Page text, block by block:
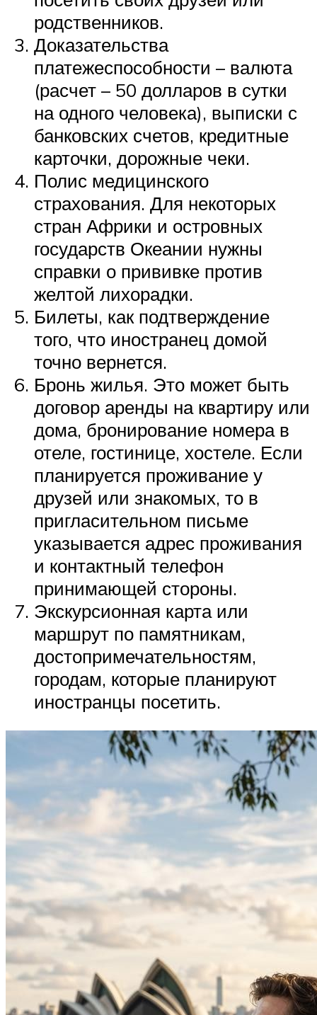
родственников.
Доказательства
платежеспособности – валюта
(расчет – 50 долларов в сутки
на одного человека), выписки с
банковских счетов, кредитные
карточки, дорожные чеки.
Полис медицинского
страхования. Для некоторых
стран Африки и островных
государств Океании нужны
справки о прививке против
желтой лихорадки.
Билеты, как подтверждение
того, что иностранец домой
точно вернется.
Бронь жилья. Это может быть
договор аренды на квартиру или
дома, бронирование номера в
отеле, гостинице, хостеле. Если
планируется проживание у
друзей или знакомых, то в
пригласительном письме
указывается адрес проживания
и контактный телефон
принимающей стороны.
Экскурсионная карта или
маршрут по памятникам,
достопримечательностям,
городам, которые планируют
иностранцы посетить.